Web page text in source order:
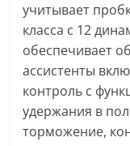
учитывает
класса с 12
обеспечивает
ассистенты
контроль с
удержания в
торможение,